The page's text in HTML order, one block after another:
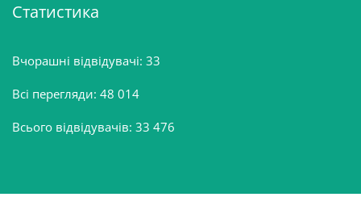
Статистика
Вчорашні відвідувачі: 33
Всі перегляди: 48 014
Всього відвідувачів: 33 476